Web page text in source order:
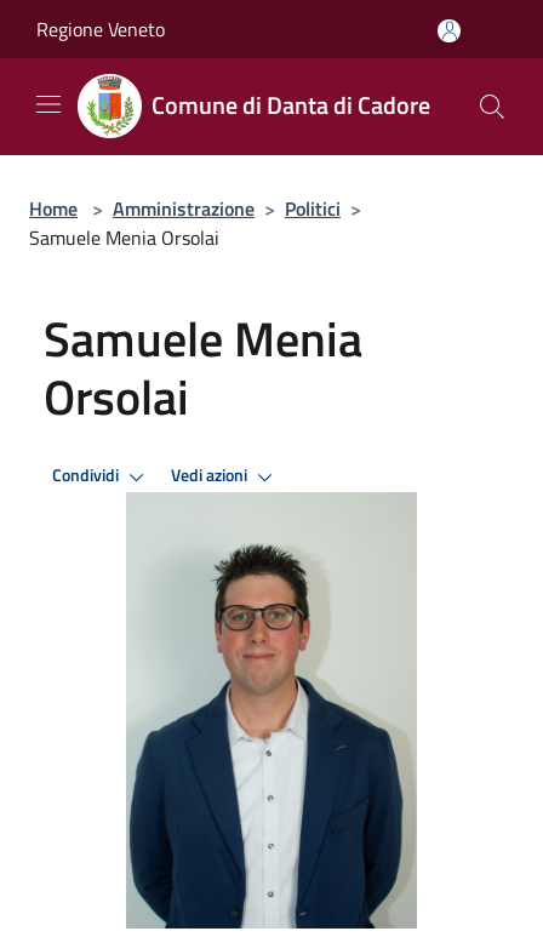
Regione Veneto
Comune di Danta di Cadore
Home > Amministrazione > Politici >
Samuele Menia Orsolai
Samuele Menia
Orsolai
Condividi Vedi azioni